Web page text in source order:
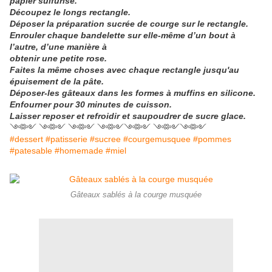
Découpez le longs rectangle.
Déposer la préparation sucrée de courge sur le rectangle.
Enrouler chaque bandelette sur elle-même d’un bout à
l’autre, d’une manière à
obtenir une petite rose.
Faites la même choses avec chaque rectangle jusqu'au
épuisement de la pâte.
Déposer-les gâteaux dans les formes à muffins en silicone.
Enfourner pour 30 minutes de cuisson.
Laisser reposer et refroidir et saupoudrer de sucre glace.
༺༻ ༺༻ ༺༻ ༺༻༺༻ ༺༻༺༻
#dessert #patisserie #sucree #courgemusquee #pommes
#patesable #homemade #miel
Gâteaux sablés à la courge musquée